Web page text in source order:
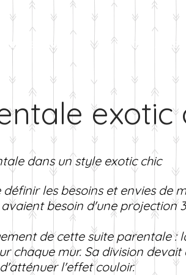
LES REALISATIONS LES TEMOIGNAGES
exotic
dans un style exotic chic
les besoins et envies de
besoin d'une projection
de cette suite parentale :
chaque mur. Sa division
l'effet couloir.